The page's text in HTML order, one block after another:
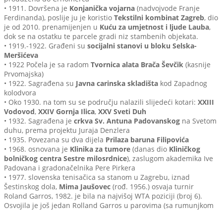
• 1911. Dovršena je Konjanička vojarna (nadvojvode Franje
Ferdinanda), poslije ju je koristio Tekstilni kombinat Zagreb, dio
je od 2010. prenamijenjen u Kuću za umjetnost i ljude Lauba,
dok se na ostatku te parcele gradi niz stambenih objekata.
• 1919.-1922. Građeni su socijalni stanovi u bloku Selska-
Meršićeva
• 1922 Počela je sa radom Tvornica alata Brača Ševčik (kasnije
Prvomajska)
• 1922. Sagrađena su Javna carinska skladišta kod Zapadnog
kolodvora
• Oko 1930. na tom su se području nalazili slijedeći kotari: XXIII
Vodovod, XXIV Gornja Ilica, XXV Sveti Duh
• 1932. Sagrađena je crkva Sv. Antuna Padovanskog na Svetom
duhu, prema projektu Juraja Denzlera
• 1935. Povezana su dva dijela Prilaza baruna Filipovića
• 1968. osnovana je Klinika za tumore (danas dio Kliničkog
bolničkog centra Sestre milosrdnice), zaslugom akademika Ive
Padovana i gradonačelnika Pere Pirkera
• 1977. slovenska tenisačica sa stanom u Zagrebu, iznad
Šestinskog dola, Mima Jaušovec (rođ. 1956.) osvaja turnir
Roland Garros, 1982. je bila na najvišoj WTA poziciji (broj 6).
Osvojila je još jedan Rolland Garros u parovima (sa rumunjkom